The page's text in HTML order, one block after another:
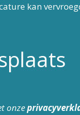
kan
onze